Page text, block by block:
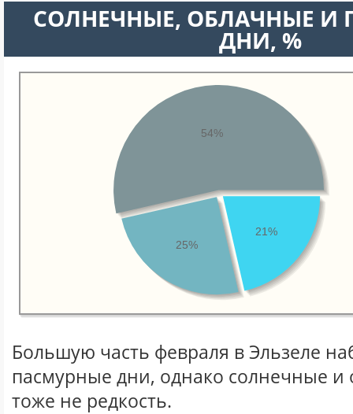
CОЛНЕЧНЫЕ, ОБЛАЧНЫЕ И
ДНИ, %
21%
25%
54%
Большую часть февраля в Эльзеле
пасмурные дни, однако солнечные
тоже не редкость.